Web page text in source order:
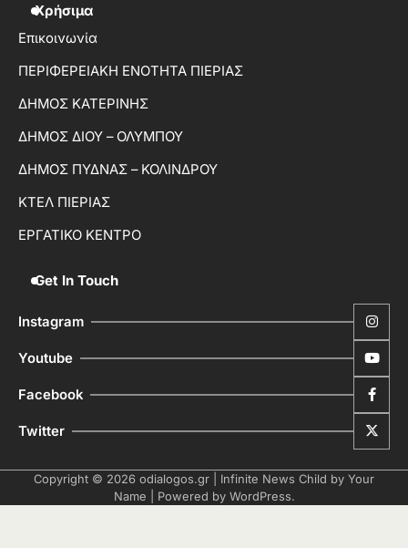
Χρήσιμα
Επικοινωνία
ΠΕΡΙΦΕΡΕΙΑΚΗ ΕΝΟΤΗΤΑ ΠΙΕΡΙΑΣ
ΔΗΜΟΣ ΚΑΤΕΡΙΝΗΣ
ΔΗΜΟΣ ΔΙΟΥ – ΟΛΥΜΠΟΥ
ΔΗΜΟΣ ΠΥΔΝΑΣ – ΚΟΛΙΝΔΡΟΥ
ΚΤΕΛ ΠΙΕΡΙΑΣ
ΕΡΓΑΤΙΚΟ ΚΕΝΤΡΟ
Get In Touch
Instagram
Youtube
Facebook
Twitter
Copyright © 2026 odialogos.gr | Infinite News Child by Your
Name | Powered by WordPress.